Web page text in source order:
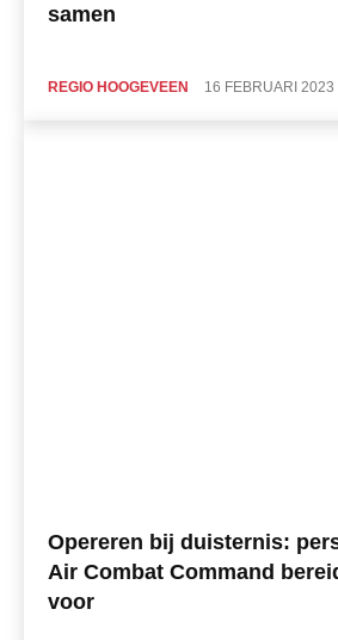
samen
REGIO HOOGEVEEN 16 FEBRUARI 2023
Opereren bij duisternis:
Air Combat Command
voor